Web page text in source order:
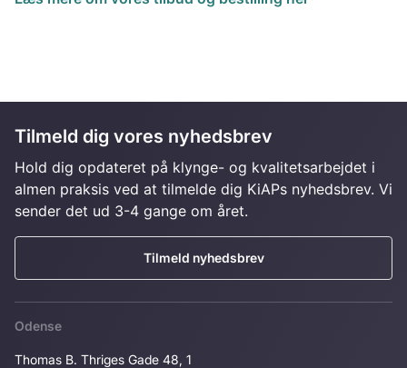
Tilmeld dig vores nyhedsbrev
Hold dig opdateret på klynge- og kvalitetsarbejdet i
almen praksis ved at tilmelde dig KiAPs nyhedsbrev. Vi
sender det ud 3-4 gange om året.
Tilmeld nyhedsbrev
Odense
Thomas B. Thriges Gade 48, 1